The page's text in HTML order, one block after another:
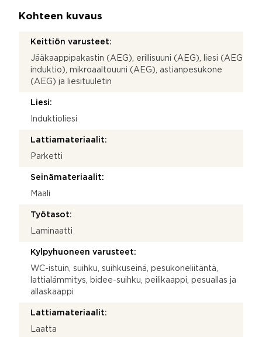
Kohteen kuvaus
Keittiön varusteet:
Jääkaappipakastin (AEG), erillisuuni (AEG), liesi (AEG
induktio), mikroaaltouuni (AEG), astianpesukone
(AEG) ja liesituuletin
Liesi:
Induktioliesi
Lattiamateriaalit:
Parketti
Seinämateriaalit:
Maali
Työtasot:
Laminaatti
Kylpyhuoneen varusteet:
WC-istuin, suihku, suihkuseinä, pesukoneliitäntä,
lattialämmitys, bidee-suihku, peilikaappi, pesuallas ja
allaskaappi
Lattiamateriaalit:
Laatta